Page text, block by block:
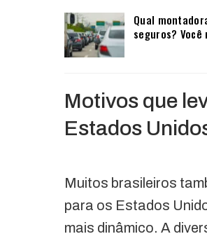
Qual
seguros? Você
Motivos que
Estados
Muitos brasileiros
para os Estados
mais dinâmico. A